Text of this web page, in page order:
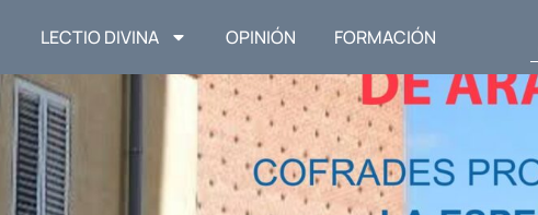
LECTIO DIVINA OPINIÓN FORMACIÓN